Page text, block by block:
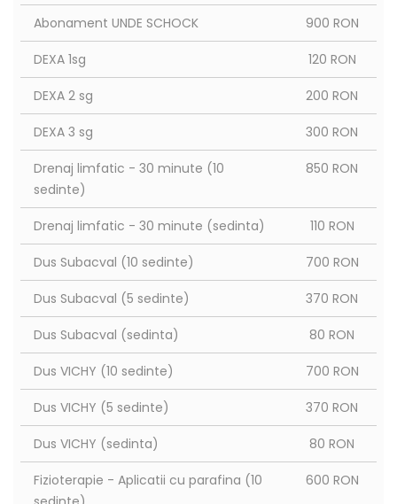
Abonament UNDE SCHOCK 900 RON
DEXA 1sg 120 RON
DEXA 2 sg 200 RON
DEXA 3 sg 300 RON
Drenaj limfatic - 30 minute (10
sedinte)
850 RON
Drenaj limfatic - 30 minute (sedinta) 110 RON
Dus Subacval (10 sedinte) 700 RON
Dus Subacval (5 sedinte) 370 RON
Dus Subacval (sedinta) 80 RON
Dus VICHY (10 sedinte) 700 RON
Dus VICHY (5 sedinte) 370 RON
Dus VICHY (sedinta) 80 RON
Fizioterapie - Aplicatii cu parafina (10
600 RON